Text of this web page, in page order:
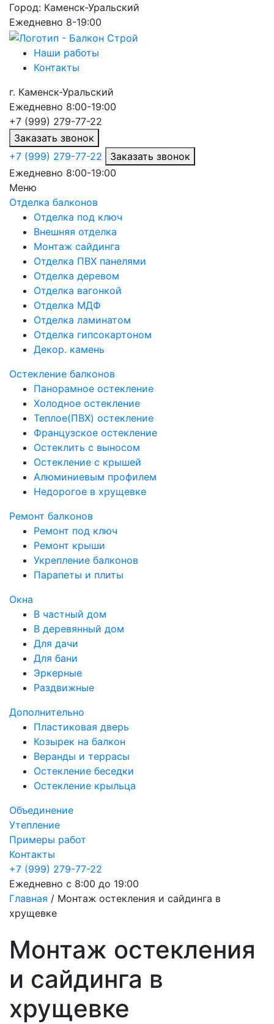
Город: Каменск-Уральский
Ежедневно 8-19:00
Наши работы
Контакты
г. Каменск-Уральский
Ежедневно 8:00-19:00
+7 (999) 279-77-22
Заказать звонок
+7 (999) 279-77-22
Заказать звонок
Ежедневно 8:00-19:00
Меню
Отделка балконов
Отделка под ключ
Внешняя отделка
Монтаж сайдинга
Отделка ПВХ панелями
Отделка деревом
Отделка вагонкой
Отделка МДФ
Отделка ламинатом
Отделка гипсокартоном
Декор. камень
Остекление балконов
Панорамное остекление
Холодное остекление
Теплое(ПВХ) остекление
Французское остекление
Остеклить с выносом
Остекление с крышей
Алюминиевым профилем
Недорогое в хрущевке
Ремонт балконов
Ремонт под ключ
Ремонт крыши
Укрепление балконов
Парапеты и плиты
Окна
В частный дом
В деревянный дом
Для дачи
Для бани
Эркерные
Раздвижные
Дополнительно
Пластиковая дверь
Козырек на балкон
Веранды и террасы
Остекление беседки
Остекление крыльца
Объединение
Утепление
Примеры работ
Контакты
+7 (999) 279-77-22
Ежедневно с 8:00 до 19:00
Главная / Монтаж остекления и сайдинга в
хрущевке
Монтаж остекления
и сайдинга в
хрущевке